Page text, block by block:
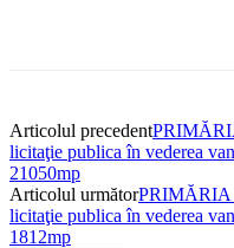
Articolul precedent
licitaţie publica în vederea
21050mp
Articolul următorPRIMĂRIA
licitaţie publica în vederea
1812mp